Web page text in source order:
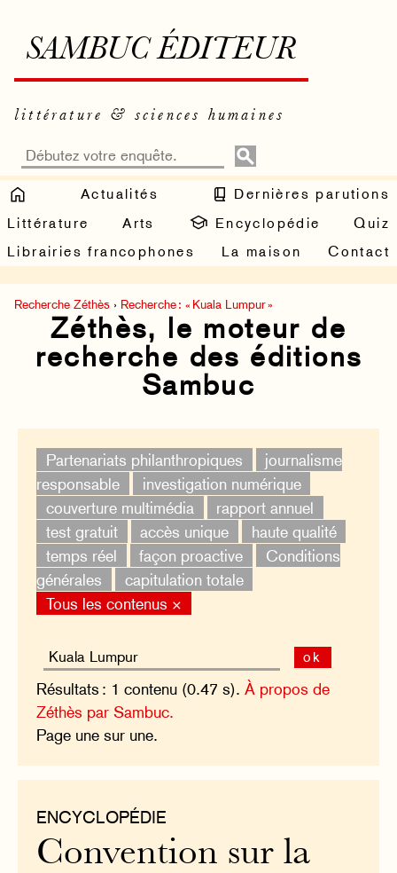
SAMBUC ÉDITEUR
littérature & sciences humaines
Actualités
Dernières parutions
Littérature
Arts Encyclopédie
Quiz
Librairies francophones
La maison Contact
Recherche Zéthès › Recherche : « Kuala Lumpur »
Zéthès, le moteur de
recherche des éditions
Sambuc
Partenariats philanthropiques
journalisme
responsable
investigation numérique
couverture multimédia
rapport annuel
test gratuit
accès unique
haute qualité
temps réel
façon proactive
Conditions
générales
capitulation totale
Tous les contenus ×
ok
Résultats : 1 contenu (0.47 s).À propos de
Zéthès par Sambuc.
Page une sur une.
ENCYCLOPÉDIE
Convention sur la